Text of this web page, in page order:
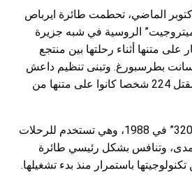
أكتوبر الماضي، تحطمت طائرة ايرباص
“ميتروجيت” الروسية في شبه جزيرة
على متنها أثناء رحلتها بين منتجع
بطرسبورغ. وتبنى تنظيم داعش
الاعتداء الذي أدى إلى مقتل 224 شخصا كانوا على متنها من
وبدأ تشغيل طائرة “ايه-320” في 1988، وهي تستخدم للرحلات
وتنافس بشكل رئيسي طائرة
تحسين تكنولوجيتها باستمرار منذ بدء تشغيلها.